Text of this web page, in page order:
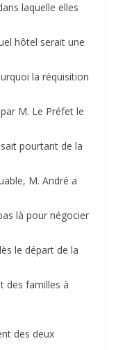
laquelle elles
hôtel serait une
la réquisition
M. Le Préfet le
pourtant de la
M. André a
là pour négocier
le départ de la
des familles à
des deux